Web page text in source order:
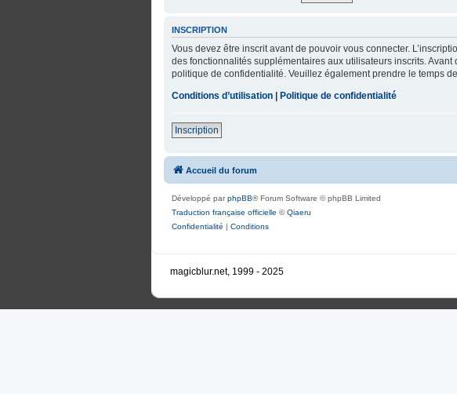
INSCRIPTION
Vous devez être inscrit avant de pouvoir vous connecter.
des fonctionnalités supplémentaires aux utilisateurs inscrits.
politique de confidentialité. Veuillez également prendre le temps
Conditions d’utilisation | Politique de confidentialité
Inscription
Accueil du forum
Développé parphpBB® Forum Software © phpBB Limited
Traduction française officielle ©Qiaeru
Confidentialité | Conditions
magicblur.net, 1999 - 2025